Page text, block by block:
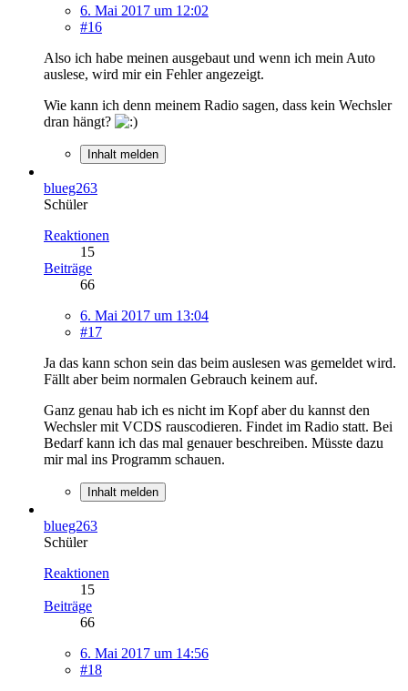
6. Mai 2017 um 12:02
#16
Also ich habe meinen ausgebaut und wenn ich mein Auto
auslese, wird mir ein Fehler angezeigt.
Wie kann ich denn meinem Radio sagen, dass kein Wechsler
dran hängt?
Inhalt melden
blueg263
Schüler
Reaktionen
15
Beiträge
66
6. Mai 2017 um 13:04
#17
Ja das kann schon sein das beim auslesen was gemeldet wird.
Fällt aber beim normalen Gebrauch keinem auf.
Ganz genau hab ich es nicht im Kopf aber du kannst den
Wechsler mit VCDS rauscodieren. Findet im Radio statt. Bei
Bedarf kann ich das mal genauer beschreiben. Müsste dazu
mir mal ins Programm schauen.
Inhalt melden
blueg263
Schüler
Reaktionen
15
Beiträge
66
6. Mai 2017 um 14:56
#18